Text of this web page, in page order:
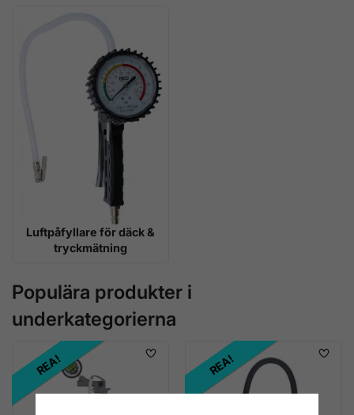
Luftpåfyllare för däck &
tryckmätning
Populära produkter i
underkategorierna
REA! REA!